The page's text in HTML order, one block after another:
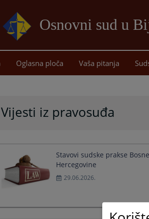
Osnovni sud u
Oglasna ploča Vaša pitanja
Vijesti iz pravosuđa
Stavovi sudske prakse
Hercegovine
29.06.2026.